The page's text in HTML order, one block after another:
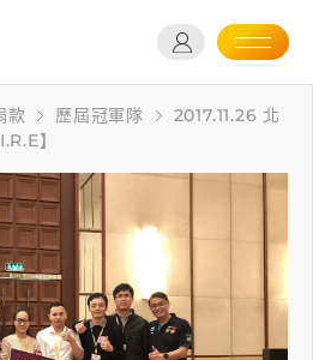
款 歷屆冠軍隊
2017.11.26 北
】